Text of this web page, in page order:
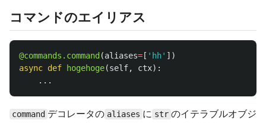
コマンドのエイリアス
@commands.command (aliases= [ ' hh' ])
async def hogehoge(self, ctx):
...
command デコレータの aliases に str のイテラブルオブジ